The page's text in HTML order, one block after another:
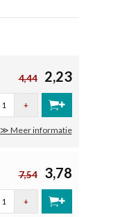
4,44 2,23
+
≫ Meer informatie
7,54 3,78
+